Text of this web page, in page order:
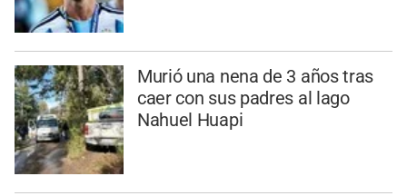
Murió una nena de 3 años tras
caer con sus padres al lago
Nahuel Huapi